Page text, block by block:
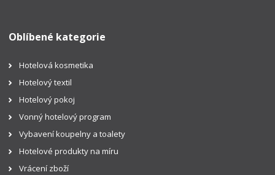
Oblíbené kategorie
Hotelová kosmetika
Hotelový textil
Hotelový pokoj
Vonný hotelový program
Vybavení koupelny a toalety
Hotelové produkty na míru
Vrácení zboží